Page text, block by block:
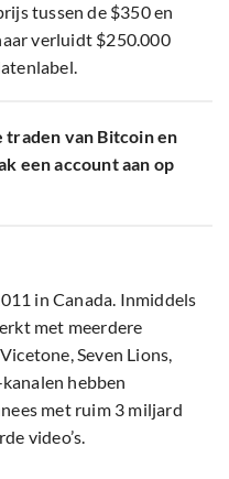
tussen de $350 en
verluidt $250.000
van Bitcoin en
een account aan op
in Canada. Inmiddels
met meerdere
Seven Lions,
hebben
met ruim 3 miljard
video’s.